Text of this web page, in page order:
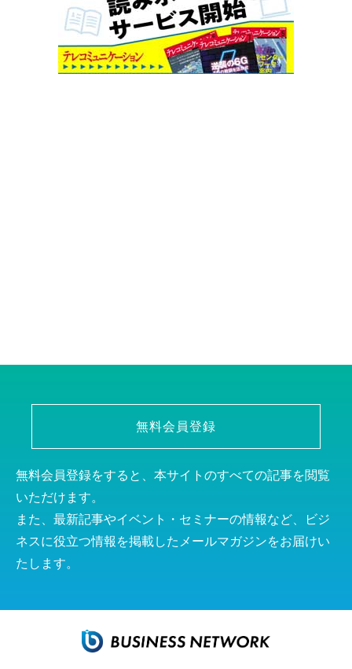
無料会員登録
無料会員登録をすると、本サイトのすべての記事を閲覧
いただけます。
また、最新記事やイベント・セミナーの情報など、ビジ
ネスに役立つ情報を掲載したメールマガジンをお届けい
たします。